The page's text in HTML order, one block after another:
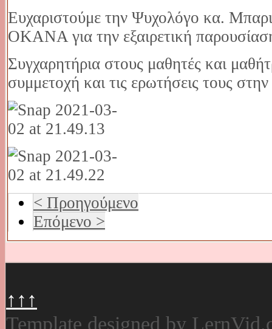
Ευχαριστούμε την Ψυχολόγο κα.
ΟΚΑΝΑ για την εξαιρετική
Συγχαρητήρια στους μαθητές και
συμμετοχή και τις ερωτήσεις τους
< Προηγούμενο
Επόμενο >
↑↑↑
Template designed by